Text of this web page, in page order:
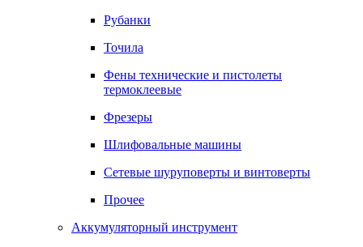
Рубанки
Точила
Фены технические и пистолеты
термоклеевые
Фрезеры
Шлифовальные машины
Сетевые шуруповерты и винтоверты
Прочее
Аккумуляторный инструмент